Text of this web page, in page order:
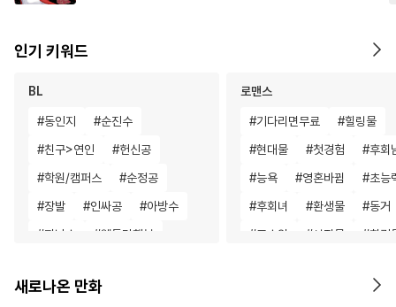
인기 키워드
BL
#동인지 #순진수
#친구>연인 #헌신공
#학원/캠퍼스 #순정공
#장발 #인싸공 #아방수
#자낮수 #웹툰단행본
#계략공 #피폐물
로맨스
#기다리면무료 #힐링물
#현대물 #첫경험 #후회
#능욕 #영혼바뀜 #초능
#후회녀 #환생물 #동거
#고수위 #성장물 #회귀
일상
새로나온 만화